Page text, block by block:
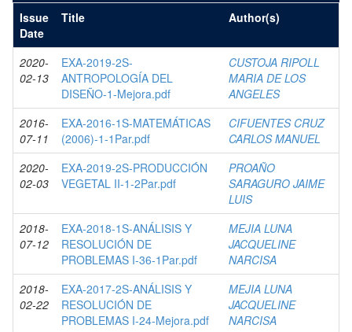
Issue
Date
Title Author(s)
2020-
02-13
EXA-2019-2S-
ANTROPOLOGÍA DEL
DISEÑO-1-Mejora.pdf
CUSTOJA RIPOLL
MARIA DE LOS
ANGELES
2016-
07-11
EXA-2016-1S-MATEMÁTICAS
(2006)-1-1Par.pdf
CIFUENTES CRUZ
CARLOS MANUEL
2020-
02-03
EXA-2019-2S-PRODUCCIÓN
VEGETAL II-1-2Par.pdf
PROAÑO
SARAGURO JAIME
LUIS
2018-
07-12
EXA-2018-1S-ANÁLISIS Y
RESOLUCIÓN DE
PROBLEMAS I-36-1Par.pdf
MEJIA LUNA
JACQUELINE
NARCISA
2018-
02-22
EXA-2017-2S-ANÁLISIS Y
RESOLUCIÓN DE
PROBLEMAS I-24-Mejora.pdf
MEJIA LUNA
JACQUELINE
NARCISA